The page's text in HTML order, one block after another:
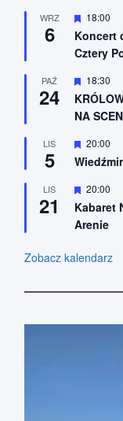
o
n
e
ż
n
o
e
WRZ
6
W
r
ó
n
i
o
n
18:00
Koncert
Cztery
PAŹ
24
W
y
r
ó
n
i
o
e
18:30
NA
LIS
5
W
y
r
ż
n
o
e
20:00
LIS
21
W
y
r
ó
i
n
20:00
Kabaret
Arenie
Zobacz kalendarz